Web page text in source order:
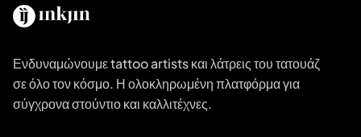
Ενδυναμώνουμε tattoo artists και λάτρεις του τατουάζ
σε όλο τον κόσμο. Η ολοκληρωμένη πλατφόρμα για
σύγχρονα στούντιο και καλλιτέχνες.